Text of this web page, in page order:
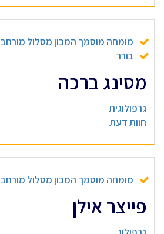
מומחה מוסמך המכון מסלול מורחב
בורר
מסינג ברכה
גרפולוגית
חוות דעת
מומחה מוסמך המכון מסלול מורחב
פייצר אילן